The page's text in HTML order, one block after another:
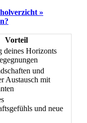
»
Vorteil
deines Horizonts
und
Austausch mit
und neue